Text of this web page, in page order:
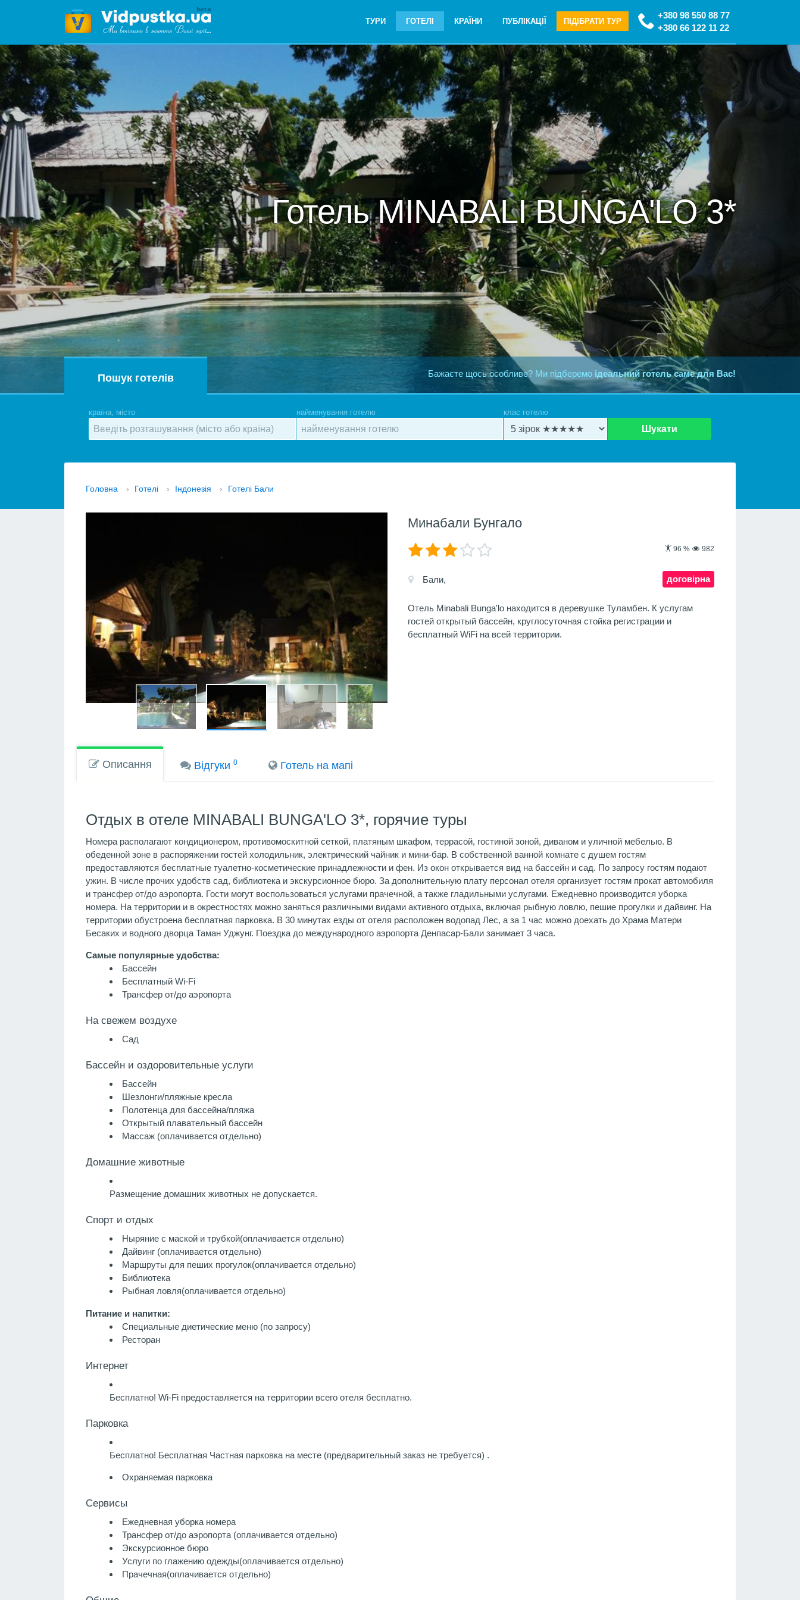
+380 98 550 88 77
+380 66 122 11 22
ТУРИ ГОТЕЛІ КРАЇНИ ПУБЛІКАЦІЇ ПІДІБРАТИ ТУР
Готель MINABALI BUNGA'LO 3*
Бажаєте щось особливе? Ми підберемо ідеальний готель саме для Вас!
Пошук готелів
країна, місто найменування готелю клас готелю
Шукати
Головна › Готелі › Індонезія › Готелі Бали
Минабали Бунгало
96 % 982
договірна
Бали,
Отель Minabali Bunga'lo находится в деревушке Туламбен. К услугам
гостей открытый бассейн, круглосуточная стойка регистрации и
бесплатный WiFi на всей территории.
Описання Вiдгуки0 Готель на мапi
Отдых в отеле MINABALI BUNGA'LO 3*, горячие туры
Номера располагают кондиционером, противомоскитной сеткой, платяным шкафом, террасой, гостиной зоной, диваном и уличной мебелью. В
обеденной зоне в распоряжении гостей холодильник, электрический чайник и мини-бар. В собственной ванной комнате с душем гостям
предоставляются бесплатные туалетно-косметические принадлежности и фен. Из окон открывается вид на бассейн и сад. По запросу гостям подают
ужин. В числе прочих удобств сад, библиотека и экскурсионное бюро. За дополнительную плату персонал отеля организует гостям прокат автомобиля
и трансфер от/до аэропорта. Гости могут воспользоваться услугами прачечной, а также гладильными услугами. Ежедневно производится уборка
номера. На территории и в окрестностях можно заняться различными видами активного отдыха, включая рыбную ловлю, пешие прогулки и дайвинг. На
территории обустроена бесплатная парковка. В 30 минутах езды от отеля расположен водопад Лес, а за 1 час можно доехать до Храма Матери
Бесаких и водного дворца Таман Уджунг. Поездка до международного аэропорта Денпасар-Бали занимает 3 часа.
Самые популярные удобства:
Бассейн
Бесплатный Wi-Fi
Трансфер от/до аэропорта
На свежем воздухе
Сад
Бассейн и оздоровительные услуги
Бассейн
Шезлонги/пляжные кресла
Полотенца для бассейна/пляжа
Открытый плавательный бассейн
Массаж (оплачивается отдельно)
Домашние животные
Размещение домашних животных не допускается.
Спорт и отдых
Ныряние с маской и трубкой(оплачивается отдельно)
Дайвинг (оплачивается отдельно)
Маршруты для пеших прогулок(оплачивается отдельно)
Библиотека
Рыбная ловля(оплачивается отдельно)
Питание и напитки:
Специальные диетические меню (по запросу)
Ресторан
Интернет
Бесплатно! Wi-Fi предоставляется на территории всего отеля бесплатно.
Парковка
Бесплатно! Бесплатная Частная парковка на месте (предварительный заказ не требуется) .
Охраняемая парковка
Сервисы
Ежедневная уборка номера
Трансфер от/до аэропорта (оплачивается отдельно)
Экскурсионное бюро
Услуги по глажению одежды(оплачивается отдельно)
Прачечная(оплачивается отдельно)